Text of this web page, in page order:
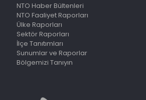
NTO Haber Bültenleri
NTO Faaliyet Raporları
Ülke Raporları
Sektör Raporları
İlçe Tanıtımları
Sunumlar ve Raporlar
Bölgemizi Tanıyın